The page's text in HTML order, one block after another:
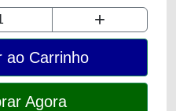
+
ao Carrinho
Agora